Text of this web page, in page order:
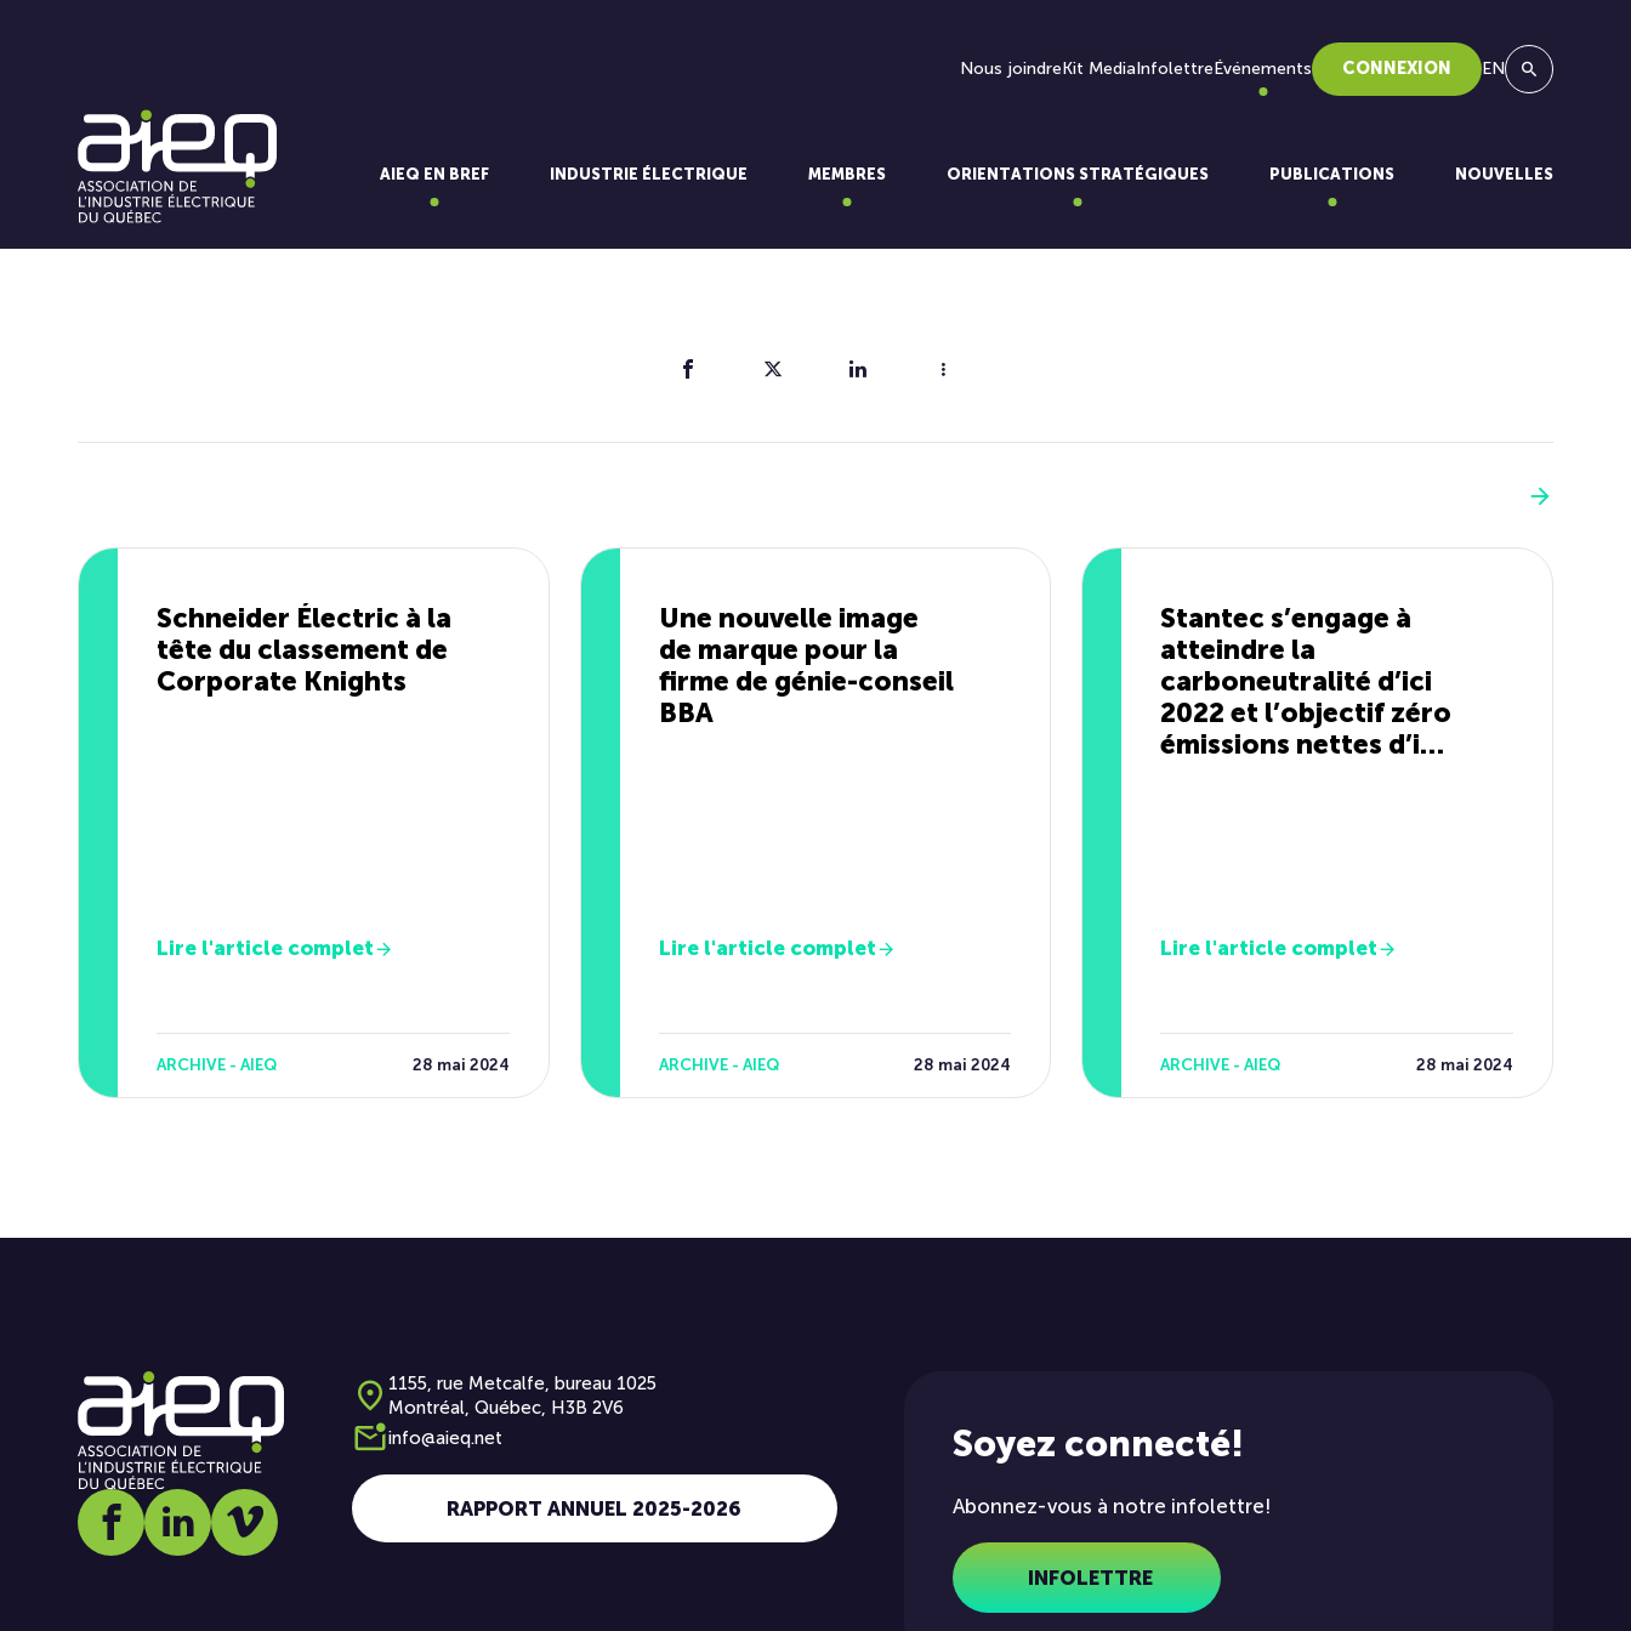
Nous joindreKit MediaInfolettreÉvénements CONNEXION EN
AIEQ EN BREF INDUSTRIE ÉLECTRIQUE MEMBRES ORIENTATIONS STRATÉGIQUES PUBLICATIONS NOUVELLES
Schneider Électric à la
tête du classement de
Corporate Knights
Lire l'article complet
ARCHIVE - AIEQ 28 mai 2024
Une nouvelle image
de marque pour la
firme de génie-conseil
BBA
Lire l'article complet
ARCHIVE - AIEQ 28 mai 2024
Stantec s’engage à
atteindre la
carboneutralité d’ici
2022 et l’objectif zéro
émissions nettes d’ici
Lire l'article complet
ARCHIVE - AIEQ 28 mai 2024
Social media link icon-facebook
Social media link icon-linkedin
Social media link icon-vimeo
1155, rue Metcalfe, bureau 1025
Montréal, Québec, H3B 2V6
info@aieq.net
RAPPORT ANNUEL 2025-2026
Soyez connecté!
Abonnez-vous à notre infolettre!
INFOLETTRE